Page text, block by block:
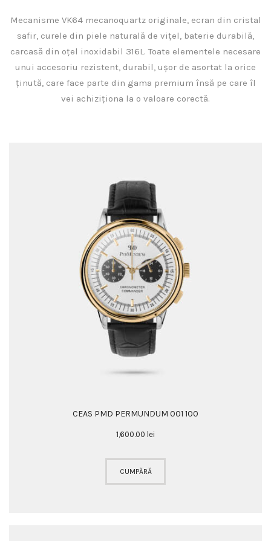
Mecanisme VK64 mecanoquartz originale, ecran din cristal
safir, curele din piele naturală de vițel, baterie durabilă,
carcasă din oțel inoxidabil 316L. Toate elementele necesare
unui accesoriu rezistent, durabil, ușor de asortat la orice
ținută, care face parte din gama premium însă pe care îl
vei achiziționa la o valoare corectă.
CEAS PMD PERMUNDUM 001 100
1,600.00 lei
CUMPĂRĂ